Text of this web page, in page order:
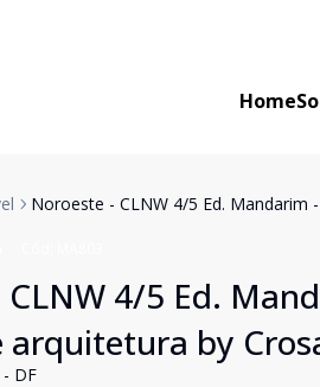
Home
Noroeste - CLNW 4/5 Ed. Mandarim
CLNW 4/5 Ed.
arquitetura by
DF